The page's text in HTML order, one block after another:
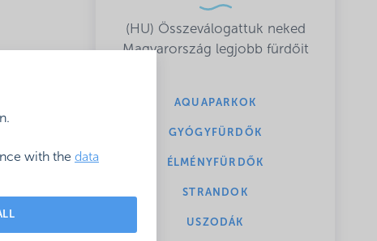
with the data
(HU) Összeválogattuk neked
Magyarország legjobb fürdőit
AQUAPARKOK
GYÓGYFÜRDŐK
ÉLMÉNYFÜRDŐK
STRANDOK
USZODÁK